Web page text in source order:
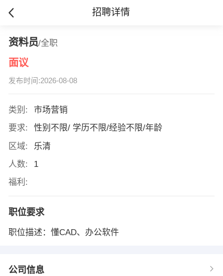
招聘详情
资料员/全职
面议
发布时间:2026-08-08
类别:
市场营销
要求:
性别不限/ 学历不限/经验不限/年龄
区域:
乐清
人数:
1
福利:
职位要求
职位描述：懂CAD、办公软件
公司信息